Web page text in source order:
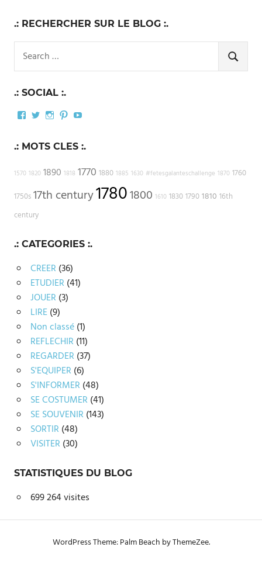
.: RECHERCHER SUR LE BLOG :.
for:
SEARCH
.: SOCIAL :.
Facebook
TwitterInstagram
PinterestYouTube
.: MOTS CLES :.
1570 1820 1890 1818 1770 1880 1885 1630 #fetesgalanteschallenge 1870 1760
1750s 17th century17801800 1610 1830 1790 1810 16th
century
.: CATEGORIES :.
CREER (36)
ETUDIER (41)
JOUER (3)
LIRE(9)
Non classé(1)
REFLECHIR (11)
REGARDER (37)
S'EQUIPER (6)
S'INFORMER (48)
SE COSTUMER (41)
SE SOUVENIR (143)
SORTIR (48)
VISITER (30)
STATISTIQUES DU BLOG
699 264 visites
WordPress Theme: Palm Beach by ThemeZee.